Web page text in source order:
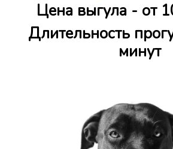
Цена выгула - от
Длительность
минут